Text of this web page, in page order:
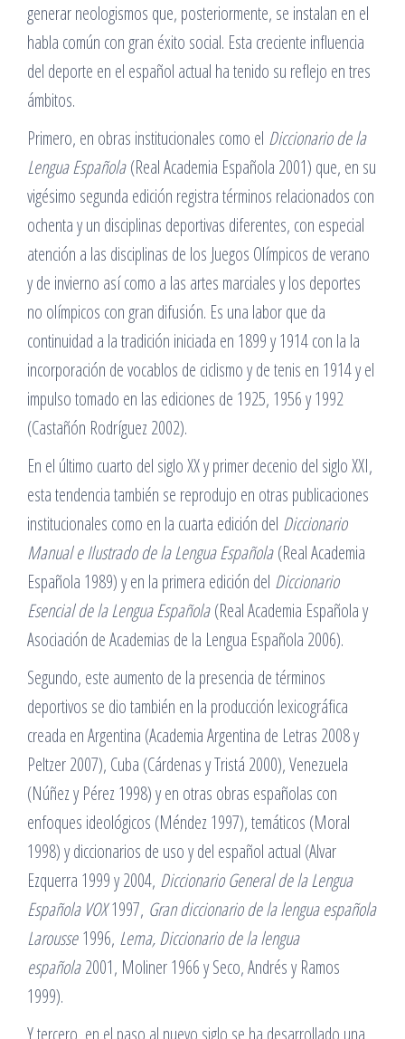
generar neologismos que, posteriormente, se instalan en el
habla común con gran éxito social. Esta creciente influencia
del deporte en el español actual ha tenido su reflejo en tres
ámbitos.
Primero, en obras institucionales como el Diccionario de la
Lengua Española(Real Academia Española 2001) que, en su
vigésimo segunda edición registra términos relacionados con
ochenta y un disciplinas deportivas diferentes, con especial
atención a las disciplinas de los Juegos Olímpicos de verano
y de invierno así como a las artes marciales y los deportes
no olímpicos con gran difusión. Es una labor que da
continuidad a la tradición iniciada en 1899 y 1914 con la la
incorporación de vocablos de ciclismo y de tenis en 1914 y el
impulso tomado en las ediciones de 1925, 1956 y 1992
(Castañón Rodríguez 2002).
En el último cuarto del siglo XX y primer decenio del siglo XXI,
esta tendencia también se reprodujo en otras publicaciones
institucionales como en la cuarta edición del Diccionario
Manual e Ilustrado de la Lengua Española(Real Academia
Española 1989) y en la primera edición del Diccionario
Esencial de la Lengua Española(Real Academia Española y
Asociación de Academias de la Lengua Española 2006).
Segundo, este aumento de la presencia de términos
deportivos se dio también en la producción lexicográfica
creada en Argentina (Academia Argentina de Letras 2008 y
Peltzer 2007), Cuba (Cárdenas y Tristá 2000), Venezuela
(Núñez y Pérez 1998) y en otras obras españolas con
enfoques ideológicos (Méndez 1997), temáticos (Moral
1998) y diccionarios de uso y del español actual (Alvar
Ezquerra 1999 y 2004, Diccionario General de la Lengua
Española VOX1997, Gran diccionario de la lengua española
Larousse1996, Lema, Diccionario de la lengua
española2001, Moliner 1966 y Seco, Andrés y Ramos
1999).
Y tercero, en el paso al nuevo siglo se ha desarrollado una